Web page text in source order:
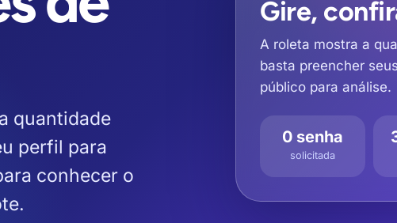
quantidade
perfil para
conhecer o
Gire,
A roleta mostra a
basta preencher
público para análise.
0 senha
solicitada